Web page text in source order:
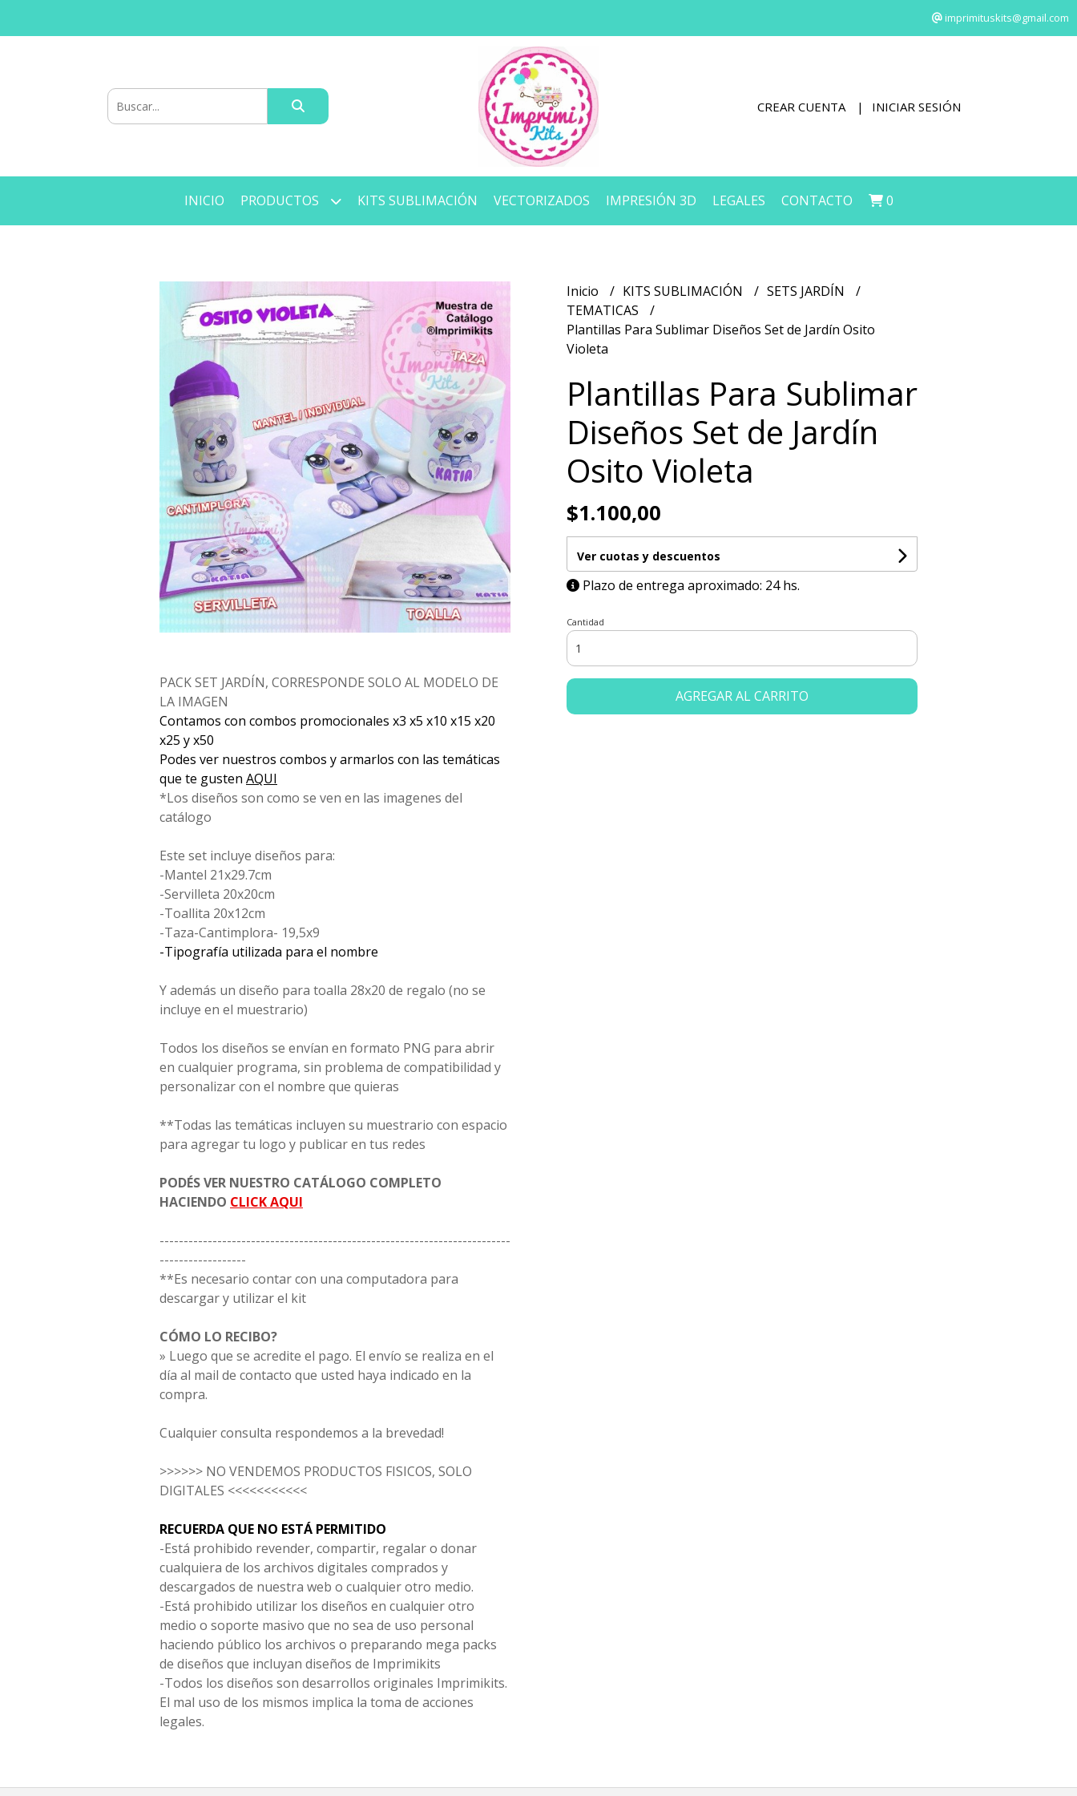
imprimituskits@gmail.com
CREAR CUENTA INICIAR SESIÓN
INICIO PRODUCTOS KITS SUBLIMACIÓN VECTORIZADOS IMPRESIÓN 3D LEGALES CONTACTO 0
PACK SET JARDÍN, CORRESPONDE SOLO AL MODELO DE
LA IMAGEN
Contamos con combos promocionales x3 x5 x10 x15 x20
x25 y x50
Podes ver nuestros combos y armarlos con las temáticas
que te gusten AQUI
*Los diseños son como se ven en las imagenes del
catálogo
Este set incluye diseños para:
-Mantel 21x29.7cm
-Servilleta 20x20cm
-Toallita 20x12cm
-Taza-Cantimplora- 19,5x9
-Tipografía utilizada para el nombre
Y además un diseño para toalla 28x20 de regalo (no se
incluye en el muestrario)
Todos los diseños se envían en formato PNG para abrir
en cualquier programa, sin problema de compatibilidad y
personalizar con el nombre que quieras
**Todas las temáticas incluyen su muestrario con espacio
para agregar tu logo y publicar en tus redes
PODÉS VER NUESTRO CATÁLOGO COMPLETO
HACIENDO CLICK AQUI
-------------------------------------------------------------------------
------------------
**Es necesario contar con una computadora para
descargar y utilizar el kit
CÓMO LO RECIBO?
» Luego que se acredite el pago. El envío se realiza en el
día al mail de contacto que usted haya indicado en la
compra.
Cualquier consulta respondemos a la brevedad!
>>>>>> NO VENDEMOS PRODUCTOS FISICOS, SOLO
DIGITALES <<<<<<<<<<<
RECUERDA QUE NO ESTÁ PERMITIDO
-Está prohibido revender, compartir, regalar o donar
cualquiera de los archivos digitales comprados y
descargados de nuestra web o cualquier otro medio.
-Está prohibido utilizar los diseños en cualquier otro
medio o soporte masivo que no sea de uso personal
haciendo público los archivos o preparando mega packs
de diseños que incluyan diseños de Imprimikits
-Todos los diseños son desarrollos originales Imprimikits.
El mal uso de los mismos implica la toma de acciones
legales.
Inicio KITS SUBLIMACIÓN
SETS JARDÍN
TEMATICAS
Plantillas Para Sublimar Diseños Set de Jardín Osito
Violeta
Plantillas Para Sublimar
Diseños Set de Jardín
Osito Violeta
$1.100,00
Ver cuotas y descuentos
Plazo de entrega aproximado: 24 hs.
Cantidad
AGREGAR AL CARRITO